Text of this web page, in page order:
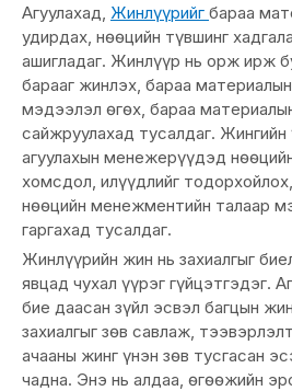
Агуулахад, Жинлүүрийг бараа
удирдах, нөөцийн түвшинг
ашигладаг. Жинлүүр нь орж ирж
барааг жинлэх, бараа
мэдээлэл өгөх, бараа
сайжруулахад тусалдаг.
агуулахын менежерүүдэд
хомсдол, илүүдлийг
нөөцийн менежментийн талаар
гаргахад тусалдаг.
Жинлүүрийн жин нь захиалгыг
явцад чухал үүрэг гүйцэтгэдэг.
бие даасан зүйл эсвэл багцын
захиалгыг зөв савлаж,
ачааны жинг үнэн зөв тусгасан
чадна. Энэ нь алдаа, өгөөжийн